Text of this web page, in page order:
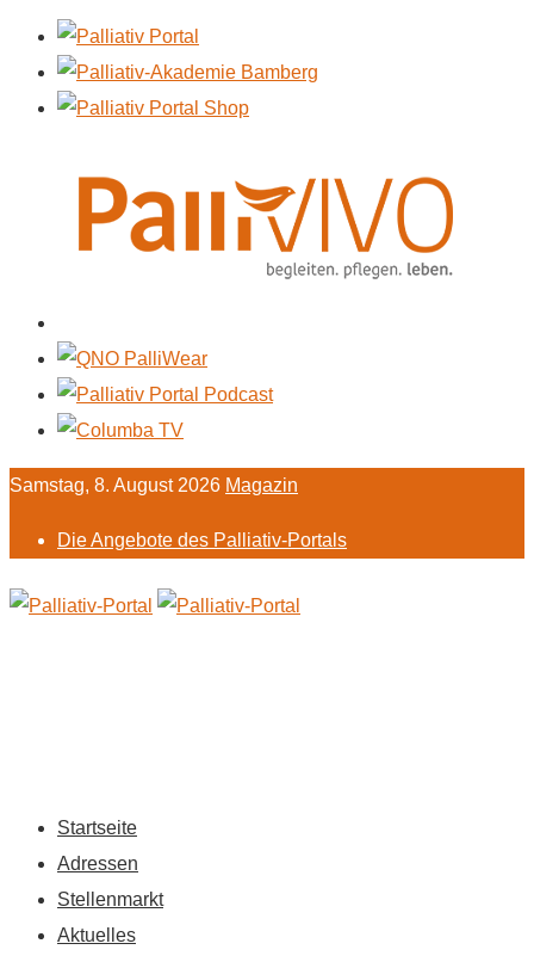
Samstag, 8. August 2026 Magazin
Die Angebote des Palliativ-Portals
Startseite
Adressen
Stellenmarkt
Aktuelles